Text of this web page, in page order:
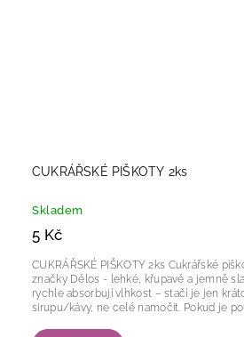
CUKRÁŘSKÉ PIŠKOTY 2ks
Skladem
5 Kč
CUKRÁŘSKÉ PIŠKOTY 2ks Cukrářské piškoty (savoiardi) od
značky Délos - lehké, křupavé a jemně sladké. tip:
rychle absorbují vlhkost – stačí je jen
sirupu/kávy, ne celé namočit. Pokud je